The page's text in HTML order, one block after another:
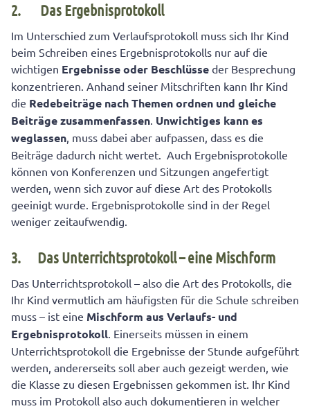
2. Das Ergebnisprotokoll
Im Unterschied zum Verlaufsprotokoll muss sich Ihr Kind
beim Schreiben eines Ergebnisprotokolls nur auf die
wichtigen Ergebnisse oder Beschlüsse der Besprechung
konzentrieren. Anhand seiner Mitschriften kann Ihr Kind
die Redebeiträge nach Themen ordnen und gleiche
Beiträge zusammenfassen. Unwichtiges kann es
weglassen, muss dabei aber aufpassen, dass es die
Beiträge dadurch nicht wertet. Auch Ergebnisprotokolle
können von Konferenzen und Sitzungen angefertigt
werden, wenn sich zuvor auf diese Art des Protokolls
geeinigt wurde. Ergebnisprotokolle sind in der Regel
weniger zeitaufwendig.
3. Das Unterrichtsprotokoll – eine Mischform
Das Unterrichtsprotokoll – also die Art des Protokolls, die
Ihr Kind vermutlich am häufigsten für die Schule schreiben
muss – ist eine Mischform aus Verlaufs- und
Ergebnisprotokoll. Einerseits müssen in einem
Unterrichtsprotokoll die Ergebnisse der Stunde aufgeführt
werden, andererseits soll aber auch gezeigt werden, wie
die Klasse zu diesen Ergebnissen gekommen ist. Ihr Kind
muss im Protokoll also auch dokumentieren in welcher